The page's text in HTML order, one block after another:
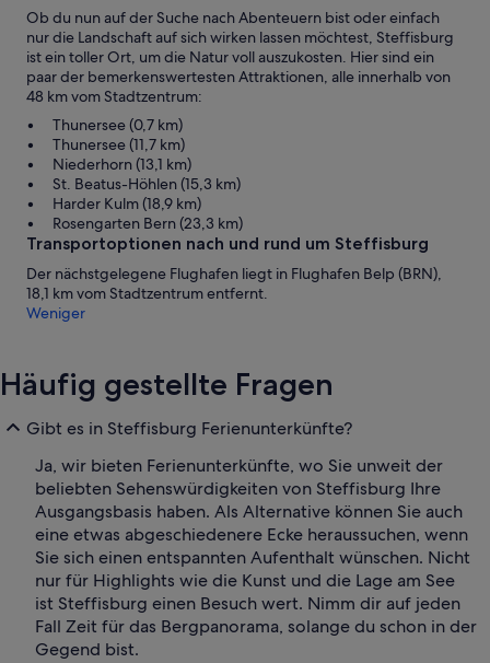
Ob du nun auf der Suche nach Abenteuern bist oder einfach
nur die Landschaft auf sich wirken lassen möchtest, Steffisburg
ist ein toller Ort, um die Natur voll auszukosten. Hier sind ein
paar der bemerkenswertesten Attraktionen, alle innerhalb von
48 km vom Stadtzentrum:
Thunersee (0,7 km)
Thunersee (11,7 km)
Niederhorn (13,1 km)
St. Beatus-Höhlen (15,3 km)
Harder Kulm (18,9 km)
Rosengarten Bern (23,3 km)
Transportoptionen nach und rund um Steffisburg
Der nächstgelegene Flughafen liegt in Flughafen Belp (BRN),
18,1 km vom Stadtzentrum entfernt.
Weniger
Häufig gestellte Fragen
Gibt es in Steffisburg Ferienunterkünfte?
Ja, wir bieten Ferienunterkünfte, wo Sie unweit der
beliebten Sehenswürdigkeiten von Steffisburg Ihre
Ausgangsbasis haben. Als Alternative können Sie auch
eine etwas abgeschiedenere Ecke heraussuchen, wenn
Sie sich einen entspannten Aufenthalt wünschen. Nicht
nur für Highlights wie die Kunst und die Lage am See
ist Steffisburg einen Besuch wert. Nimm dir auf jeden
Fall Zeit für das Bergpanorama, solange du schon in der
Gegend bist.